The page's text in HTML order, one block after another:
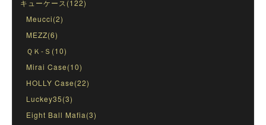
キューケース(122)
Meucci(2)
MEZZ(6)
ＱＫ-Ｓ(10)
Mirai Case(10)
HOLLY Case(22)
Luckey35(3)
Eight Ball Mafia(3)